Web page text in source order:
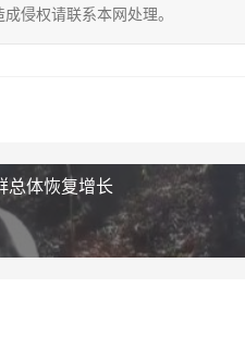
侵权请联系本网处理。
总体恢复增长